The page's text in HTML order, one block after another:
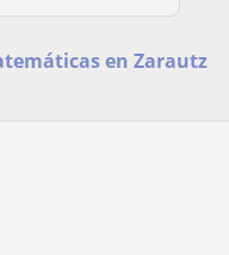
en Zarautz